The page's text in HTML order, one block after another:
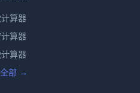
算器
算器
算器
部 →